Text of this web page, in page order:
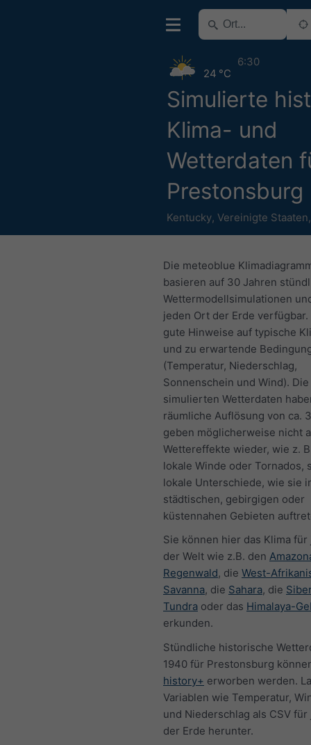
Simulierte
Klima- und
Wetterdaten
Prestonsburg
Kentucky, Vereinigte Staaten
24 °C
6:30
Die meteoblue
basieren auf 30 Jahren
Wettermodellsimulationen
jeden Ort der Erde
gute Hinweise auf typische
und zu erwartende
(Temperatur, Niederschlag,
Sonnenschein und Wind). Die
simulierten Wetterdaten
räumliche Auflösung von ca.
geben möglicherweise nicht
Wettereffekte wieder, wie z.
lokale Winde oder Tornados,
lokale Unterschiede, wie sie
städtischen, gebirgigen oder
küstennahen Gebieten
Sie können hier das Klima
der Welt wie z.B. den
Regenwald, die West-
Savanna, die Sahara, die
Tundra oder das Himalaya-
erkunden.
Stündliche historische
1940 für Prestonsburg
history+ erworben werden.
Variablen wie Temperatur,
und Niederschlag als CSV
der Erde herunter.